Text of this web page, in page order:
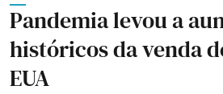
Pandemia levou a
históricos da venda
EUA